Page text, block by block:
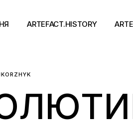
ARTEFACT.HISTORY
Античний двіж
Такі середні віки
Ранній модерн